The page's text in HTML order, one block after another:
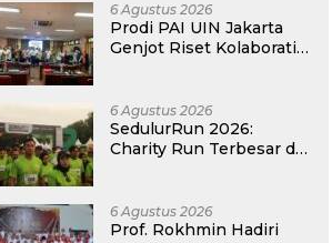
6 Agustus 2026
Prodi PAI UIN Jakarta
Genjot Riset Kolaboratif,
6 Agustus 2026
SedulurRun 2026:
Charity Run Terbesar di
3.000 Peserta untuk
Dukung Pendidikan
6 Agustus 2026
Prof. Rokhmin Hadiri